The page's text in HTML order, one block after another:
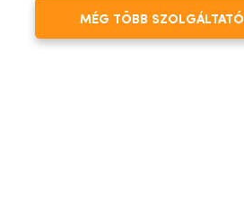
MÉG TÖBB SZOLGÁLTATÓ